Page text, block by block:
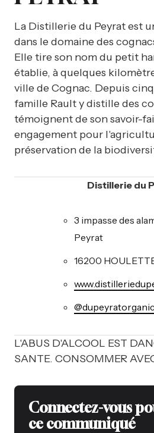
La Distillerie du Peyrat est
dans le domaine des
Elle tire son nom du petit
établie, à quelques
ville de Cognac. Depuis
famille Rault y distille des
témoignent de son savoir-
engagement pour
préservation de la
Distillerie du
3 impasse des
Peyrat
16200
@dupeyratorganic
L'ABUS D'ALCOOL EST
SANTE. CONSOMMER
Connectez-vous
ce communiqué